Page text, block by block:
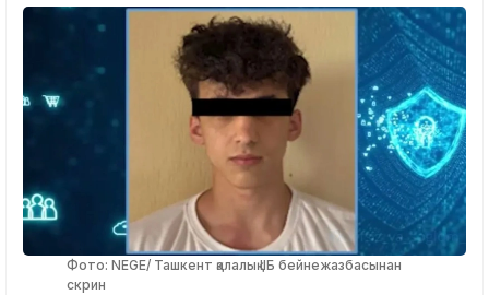
Фото: NEGE/ Ташкент қалалық ІІБ бейнежазбасынан
скрин